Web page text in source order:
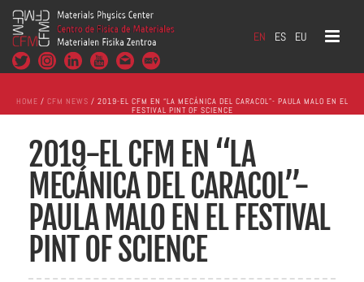
EN ES EU
HOME / CFM NEWS / 2019-EL CFM EN “LA MECÁNICA DEL CARACOL”- PAULA MALO EN EL
FESTIVAL PINT OF SCIENCE
2019-EL CFM EN “LA
MECÁNICA DEL CARACOL”-
PAULA MALO EN EL FESTIVAL
PINT OF SCIENCE